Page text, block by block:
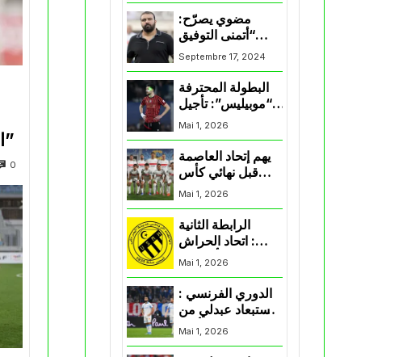
الكرة الجزائرية في المسابقات القارية”
0
قسنطينة
مضوي يصرّح:
“أتمنى التوفيق
لممثلي الكرة
الجزائرية في
Septembre 17, 2024
البطولة المحترفة
“موبيليس”: تأجيل
مباراة إتحاد
العاصمة وأتلتيك
بارادو
Mai 1, 2026
يهم إتحاد العاصمة
قبل نهائي كأس
اكاف : الزمالك
يسقط بثلاثية أمام
Mai 1, 2026
الرابطة الثانية
: اتحاد الحراش
يحسم التأهل إلى
“البلاي أوف”
Mai 1, 2026
الدوري الفرنسي :
استبعاد عبدلي من
قائمة مرسيليا أمام
Mai 1, 2026